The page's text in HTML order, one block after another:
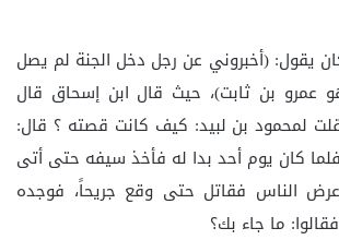
يقول: (أخبروني عن رجل دخل الجنة لم يصل
عمرو بن ثابت)، حيث قال ابن إسحاق قال
لمحمود بن لبيد: كيف كانت قصته ؟ قال:
كان يوم أحد بدا له فأخذ سيفه حتى أتى
الناس فقاتل حتى وقع جريحاً، فوجده
ما جاء بك؟